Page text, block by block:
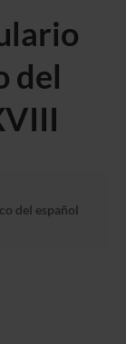
del
del español